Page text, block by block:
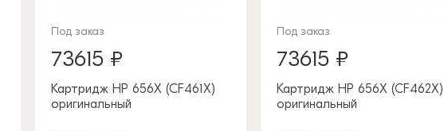
Под заказ
73615 ₽
Картридж HP 656X (CF461X)
оригинальный
Под заказ
73615 ₽
Картридж HP 656X (CF462X)
оригинальный